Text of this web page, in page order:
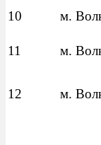
10
м.
11 м.
12 м.